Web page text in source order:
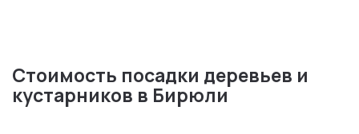
Стоимость посадки деревьев и
кустарников в Бирюли